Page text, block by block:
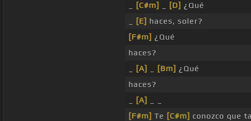
[C#m] [D] ¿Qué
[E] haces, soler?
[F#m] ¿Qué
haces?
[A] [Bm] ¿Qué
haces?
[A]
[F#m] Te [C#m] conozco que